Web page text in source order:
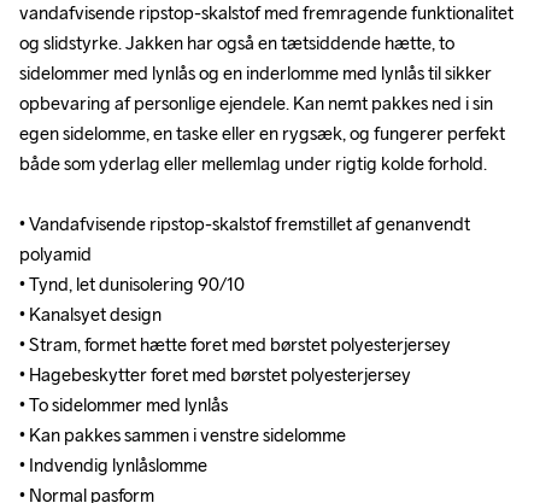
vandafvisende ripstop-skalstof med fremragende funktionalitet
og slidstyrke. Jakken har også en tætsiddende hætte, to
sidelommer med lynlås og en inderlomme med lynlås til sikker
opbevaring af personlige ejendele. Kan nemt pakkes ned i sin
egen sidelomme, en taske eller en rygsæk, og fungerer perfekt
både som yderlag eller mellemlag under rigtig kolde forhold.
• Vandafvisende ripstop-skalstof fremstillet af genanvendt
polyamid
• Tynd, let dunisolering 90/10
• Kanalsyet design
• Stram, formet hætte foret med børstet polyesterjersey
• Hagebeskytter foret med børstet polyesterjersey
• To sidelommer med lynlås
• Kan pakkes sammen i venstre sidelomme
• Indvendig lynlåslomme
• Normal pasform
vandafvisende ripstop-skalstof med fremragende funktionalitet
og slidstyrke. Jakken har også en tætsiddende hætte, to
sidelommer med lynlås og en inderlomme med lynlås til sikker
opbevaring af personlige ejendele. Kan nemt pakkes ned i sin
egen sidelomme, en taske eller en rygsæk, og fungerer perfekt
både som yderlag eller mellemlag under rigtig kolde forhold.
• Vandafvisende ripstop-skalstof fremstillet af genanvendt
polyamid
• Tynd, let dunisolering 90/10
• Kanalsyet design
• Stram, formet hætte foret med børstet polyesterjersey
• Hagebeskytter foret med børstet polyesterjersey
• To sidelommer med lynlås
• Kan pakkes sammen i venstre sidelomme
• Indvendig lynlåslomme
• Normal pasform